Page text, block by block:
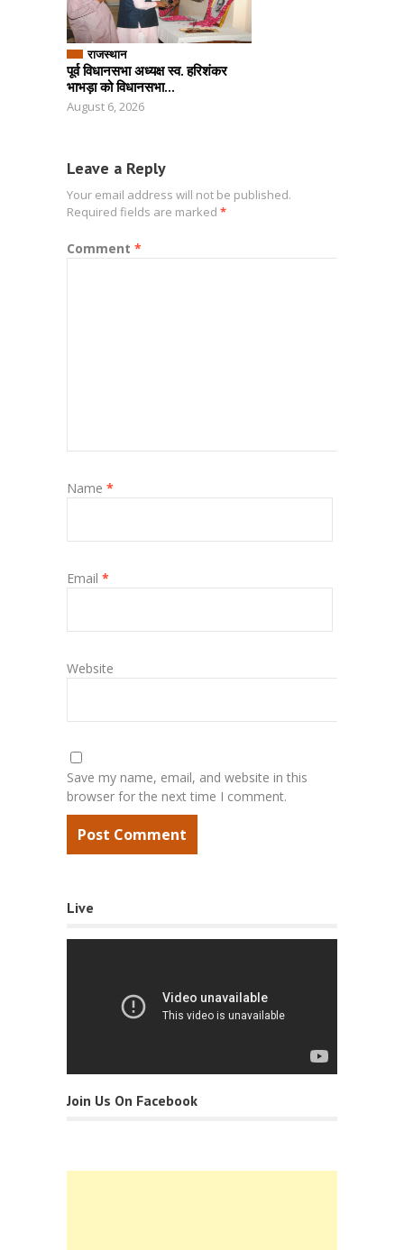
राजस्थान
पूर्व विधानसभा अध्यक्ष स्व. हरिशंकर
भाभड़ा को विधानसभा...
August 6, 2026
Leave a Reply
Your email address will not be published.
Required fields are marked *
Comment *
Name *
Email *
Website
Save my name, email, and website in this
browser for the next time I comment.
Live
Join Us On Facebook